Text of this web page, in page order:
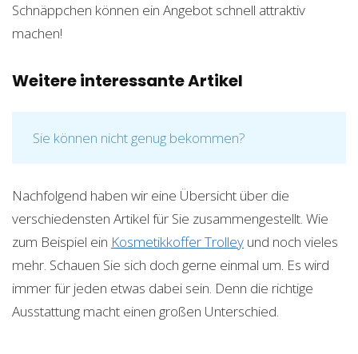
Schnäppchen können ein Angebot schnell attraktiv
machen!
Weitere interessante Artikel
Sie können nicht genug bekommen?
Nachfolgend haben wir eine Übersicht über die
verschiedensten Artikel für Sie zusammengestellt. Wie
zum Beispiel ein Kosmetikkoffer Trolley und noch vieles
mehr. Schauen Sie sich doch gerne einmal um. Es wird
immer für jeden etwas dabei sein. Denn die richtige
Ausstattung macht einen großen Unterschied.